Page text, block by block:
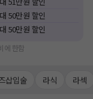
50만원 할인
50만원 할인
에 한함
삽입술 라식 라섹